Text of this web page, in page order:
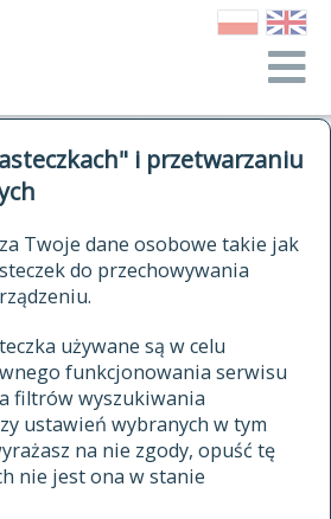
i przetwarzaniu
Twoje dane osobowe takie jak
do przechowywania
używane są w celu
funkcjonowania serwisu
filtrów wyszukiwania
ustawień wybranych w tym
na nie zgody, opuść tę
nie jest ona w stanie
SŁOWNIK
POLSKIEGO
WIEKU
hasła
od